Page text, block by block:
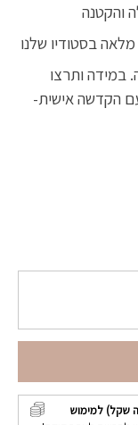
והקטנה
בסטודיו שלנו
במידה ותרצו
הקדשה אישית-
שקל) למימוש